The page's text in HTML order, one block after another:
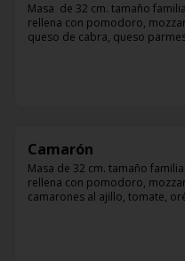
Masa  de 32 cm. tamaño
rellena con pomodoro,
queso de cabra, queso
Camarón
Masa de 32 cm. tamaño
rellena con pomodoro,
camarones al ajillo, tomate,